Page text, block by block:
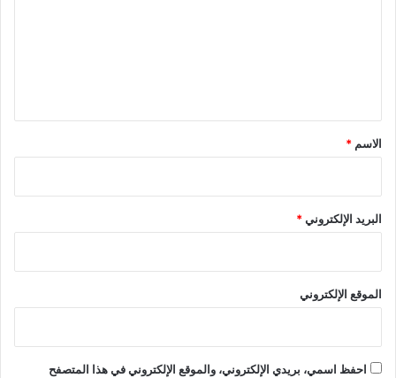
*
الاسم *
البريد الإلكتروني*
الموقع الإلكتروني
احفظ اسمي، بريدي الإلكتروني، والموقع الإلكتروني في هذا المتصفح